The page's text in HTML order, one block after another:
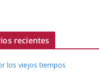
recientes
los viejos tiempos